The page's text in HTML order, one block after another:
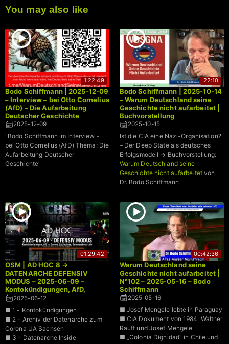
You may also like
1:22:49
Bodo Schiffmann | 2025-12-09
– Interview – bei Otto Cornelius
(AfD) – Die Aufarbeitung
Deutscher Geschichte
2025-12-09
"Bodo Schiffmann im Interview -
bei Otto Cornelius (AfD) Thema: Die
Aufarbeitung Deutscher
Geschichte"
22:10
Bodo Schiffmann | 2025-10-14
– Warum Deutschland seine
Geschichte nicht aufarbeitet |
Buchvorstellung
2025-10-15
Ist die CIA eine Nazi-Organisation?
– Der Deep State als deutsches
Erfolgsmodell → Buchvorstellung:
Warum Deutschland seine
Geschichte nicht aufarbeitet von
Dr. Bodo Schiffmann
01:29:42
OSM | AD HOC 8 →
DATENARCHE DEFENSIV
MODUS – 2025-06-09 –
Kontokündigungen, AfD,
Corona UA Sachsen
2025-06-12
■ 1 - Kontokündigungen
■ 2 - Archiv der Datenarche zum
Corona UA Sachsen
■ 3 - Datenarche Inside
00:42:36
Warum Deutschland seine
Geschichte nicht aufarbeitet |
N°102 – 2025-05-16 – Bodo
Schiffmann
2025-05-16
■ Josef Mengele lebte in Paraguay
■ CIA Dokument von 1984: Walther
Rauff und Josef Mengele
■ „Colonia Dignidad“ in Chile und